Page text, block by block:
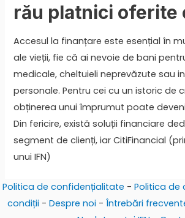
rău platnici oferite
Accesul la finanțare este esențial în
ale vieții, fie că ai nevoie de bani
medicale, cheltuieli neprevăzute sau
personale. Pentru cei cu un istoric de
obținerea unui împrumut poate
Din fericire, există soluții financiare
segment de clienți, iar CitiFinancial
unui IFN)
Politica de confidențialitate - Politica de
condiții - Despre noi - Întrebări